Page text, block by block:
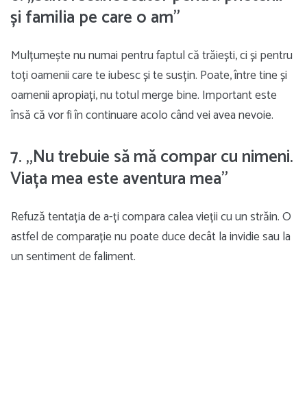
și familia pe care o am”
Mulțumește nu numai pentru faptul că trăiești, ci și pentru
toți oamenii care te iubesc și te susțin. Poate, între tine și
oamenii apropiați, nu totul merge bine. Important este
însă că vor fi în continuare acolo când vei avea nevoie.
7. „Nu trebuie să mă compar cu nimeni.
Viața mea este aventura mea”
Refuză tentația de a-ți compara calea vieții cu un străin. O
astfel de comparație nu poate duce decât la invidie sau la
un sentiment de faliment.